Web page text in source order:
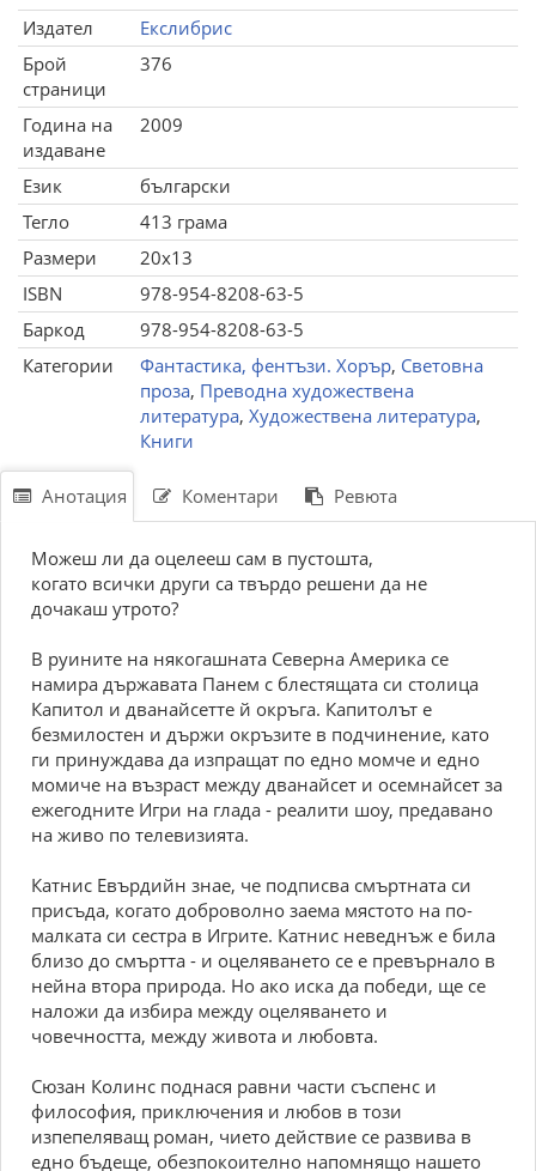
Издател
Екслибрис
Брой
страници
376
Година на
издаване
2009
Език
български
Тегло
413 грама
Размери
20x13
ISBN
978-954-8208-63-5
Баркод
978-954-8208-63-5
Категории
Фантастика, фентъзи. Хорър, Световна
проза, Преводна художествена
литература, Художествена литература,
Книги
Анотация Коментари Ревюта
Можеш ли да оцелееш сам в пустошта,
когато всички други са твърдо решени да не
дочакаш утрото?
В руините на някогашната Северна Америка се
намира държавата Панем с блестящата си столица
Капитол и дванайсетте й окръга. Капитолът е
безмилостен и държи окръзите в подчинение, като
ги принуждава да изпращат по едно момче и едно
момиче на възраст между дванайсет и осемнайсет за
ежегодните Игри на глада - реалити шоу, предавано
на живо по телевизията.
Катнис Евърдийн знае, че подписва смъртната си
присъда, когато доброволно заема мястото на по-
малката си сестра в Игрите. Катнис неведнъж е била
близо до смъртта - и оцеляването се е превърнало в
нейна втора природа. Но ако иска да победи, ще се
наложи да избира между оцеляването и
човечността, между живота и любовта.
Сюзан Колинс поднася равни части съспенс и
философия, приключения и любов в този
изпепеляващ роман, чието действие се развива в
едно бъдеще, обезпокоително напомнящо нашето